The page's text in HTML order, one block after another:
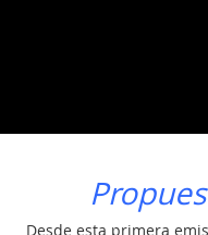
Desde esta primera